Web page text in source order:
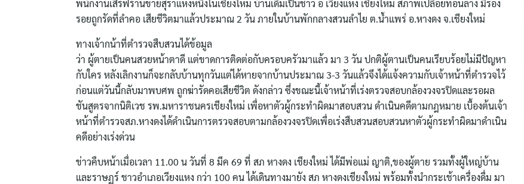
พนักงานเสิร์ฟร้านขายสุราแห่งหนึ่งในเชียงใหม่ บ้านเดิมเป็นชาว อ เวียงแหง เชียงใหม่ สภาพเปลือยท่อนล่าง มีร่อง
รอยถูกรัดที่ลำคอ เสียชีวิตมาแล้วประมาณ 2 วัน ภายในบ้านพักกลางสวนลำไย ต.น้ำแพร่ อ.หางดง จ.เชียงใหม่
ทางเจ้ากน้าที่ตำรวจสืบสวนได้ข้อมูล
ว่า ผู้ตายเป็นคนสวยหน้าตาดี แต่ขาดการติดต่อกับครอบครัวมาแล้ว มา 3 วัน ปกติผู้ตานเป็นคนเรียบร้อยไม่มีปัญหา
กับใคร หลังเลิกงานก็จะกลับบ้านทุกวันแต่ได้หายจากบ้านประมาณ 3-3 วันแล้วจึงได้แจ้งความกับเจ้าหน้าที่ตำรวจไว้
ก่อนแต่วันนี้กลับมาพบศพ ถูกฆ่ารัดคอเสียชีวิต ดังกล่าว ซึ่งขณะนี้เจ้าหน้าที่เร่งตรวจสอบกล้องวงจรปิดและรอผล
ชันสูตรจากนิติเวช รพ.มหาราชนครเชียงใหม่ เพื่อหาตัวผู้กระทำผิดมาสอบสวน ดำเนินคดีตามกฎหมาย เบื้องต้นเจ้า
หน้าที่ตำรวจสภ.หางดงได้ดำเนินการตรวจสอบตามกล้องวงจรปิดเพื่อเร่งสืบสวนสอบสวนหาตัวผู้กระทำผิดมาดำเนิน
คดีอย่างเร่งด่วน
ข่าวคืบหน้าเมื่อเวลา 11.00 น วันที่ 8 มีค 69 ที่ สภ หางดง เชียงใหม่ ได้มีพ่อแม่ ญาติ,ของผู้ตาย รวมทั้งผู้ใหญ่บ้าน
และราษฏร์ ชาวอำเภอเวียงแหง กว่า 100 คน ได้เดินทางมายัง สภ หางดงเชียงใหม่ พร้อมทั้งนำกระเช้าเครื่องดื่ม มา